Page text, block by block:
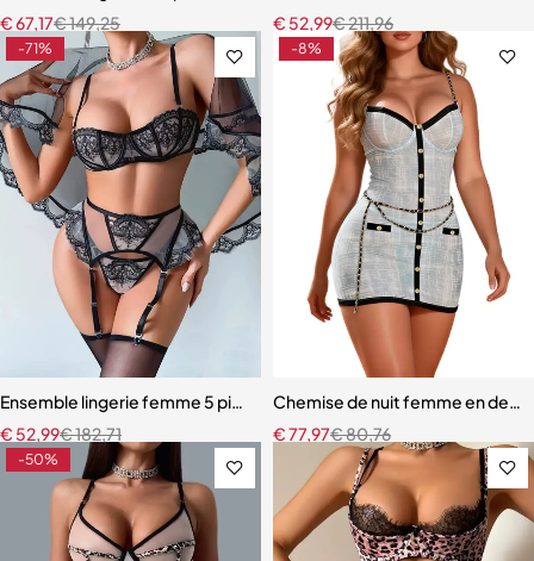
€149,25
€67,17
€211,96
€ 52,99
-71%
Ensemble lingerie femme 5 pièces – Dentelle brodée florale avec
€182,71
€ 52,99
-8%
Chemise de nuit femme en
€80,76
€77,97
-50%